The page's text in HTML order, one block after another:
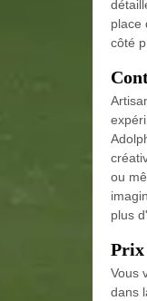
place
côté
ou
plus
Prix
Vous
dans